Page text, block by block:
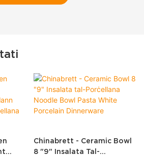
Chinabrett - Ceramic Bowl
8 "9" Insalata Tal-